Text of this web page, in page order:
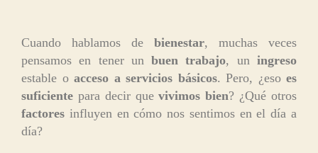
Cuando hablamos de bienestar, muchas veces
pensamos en tener unbuen trabajo, uningreso
estable o acceso a servicios básicos. Pero, ¿eso es
suficiente para decir quevivimos bien? ¿Qué otros
factores influyen en cómo nos sentimos en el día a
día?